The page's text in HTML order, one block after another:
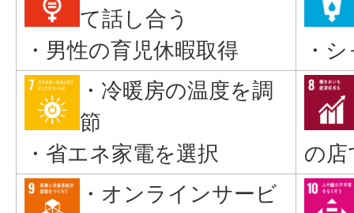
て話し合う
・男性の育児休暇取得
・
・冷暖房の温度を調
節
・省エネ家電を選択
の店
・オンラインサービ